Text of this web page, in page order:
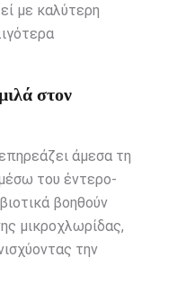
με καλύτερη
στον
άμεσα τη
του έντερο-
βοηθούν
μικροχλωρίδας,
την